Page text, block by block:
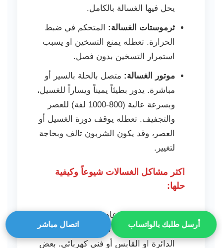
يحل فيها الغسالة بالكامل.
ثرموستات الغسالة: المتحكم في ضبط
الحرارة. تعطله يمنع التسخين او يسبب
استمرار التسخين بدون فصل.
موتور الغسالة: متصل بالحلة بالسير أو
مباشرة. يدور بطيئاً يميناً ويساراً للغسيل،
وبسرعة عالية (800-1000 لفة) للعصر
والتجفيف. تعطله يوقف دورة الغسيل أو
العصر، وقد يكون الشربون تالف وبحاجة
لتغيير.
اكثر مشاكل الغسالات شيوعاً وكيفية
حلها:
الغسالة متوقفه:عادة ما تكون مشكلة
في مصدر الطاقة. تحقق من قاطع
الدائرة او القابس أو فني كهربائي. بعض
أرسل طلبك بالواتساب اتصال مباشر